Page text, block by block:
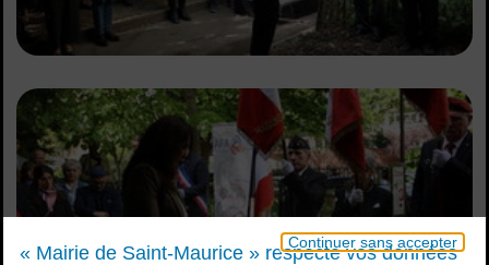
Continuer sans accepter
« Mairie de Saint-Maurice » respecte vos données